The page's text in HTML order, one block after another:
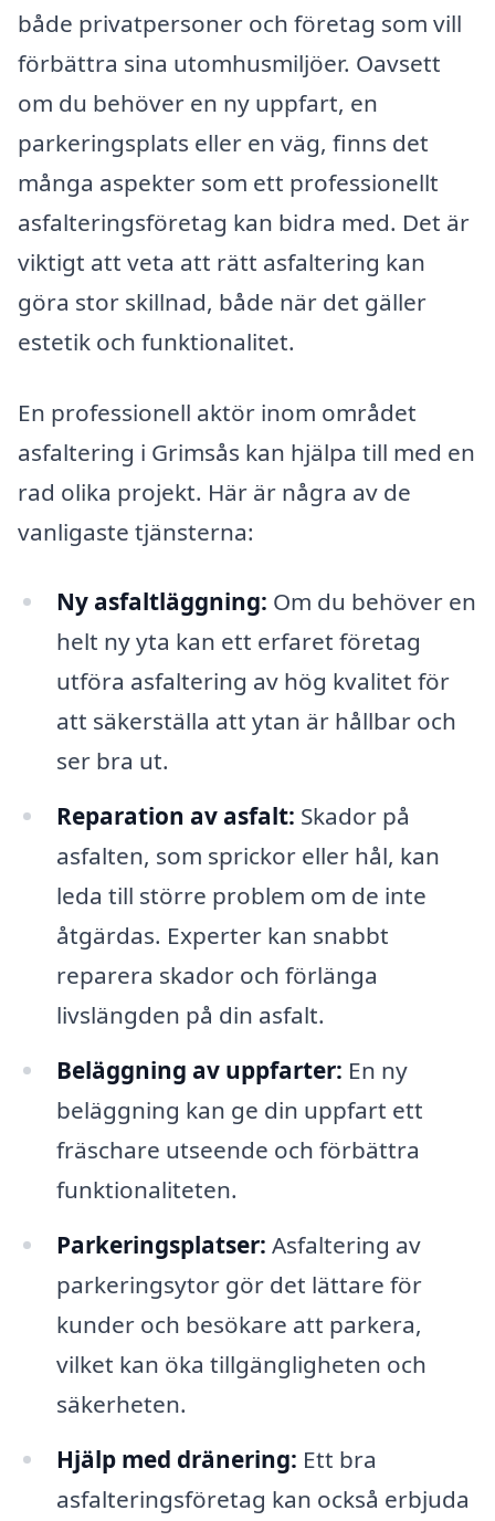
både privatpersoner och företag som vill
förbättra sina utomhusmiljöer. Oavsett
om du behöver en ny uppfart, en
parkeringsplats eller en väg, finns det
många aspekter som ett professionellt
asfalteringsföretag kan bidra med. Det är
viktigt att veta att rätt asfaltering kan
göra stor skillnad, både när det gäller
estetik och funktionalitet.
En professionell aktör inom området
asfaltering i Grimsås kan hjälpa till med en
rad olika projekt. Här är några av de
vanligaste tjänsterna:
Ny asfaltläggning: Om du behöver en
helt ny yta kan ett erfaret företag
utföra asfaltering av hög kvalitet för
att säkerställa att ytan är hållbar och
ser bra ut.
Reparation av asfalt: Skador på
asfalten, som sprickor eller hål, kan
leda till större problem om de inte
åtgärdas. Experter kan snabbt
reparera skador och förlänga
livslängden på din asfalt.
Beläggning av uppfarter: En ny
beläggning kan ge din uppfart ett
fräschare utseende och förbättra
funktionaliteten.
Parkeringsplatser: Asfaltering av
parkeringsytor gör det lättare för
kunder och besökare att parkera,
vilket kan öka tillgängligheten och
säkerheten.
Hjälp med dränering: Ett bra
asfalteringsföretag kan också erbjuda